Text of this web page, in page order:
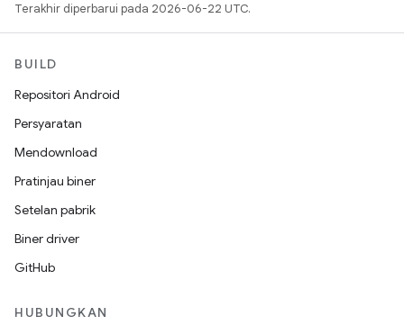
Terakhir diperbarui pada 2026-06-22 UTC.
BUILD
Repositori Android
Persyaratan
Mendownload
Pratinjau biner
Setelan pabrik
Biner driver
GitHub
HUBUNGKAN